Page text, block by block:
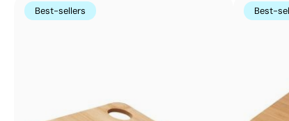
Best-sellers Best-